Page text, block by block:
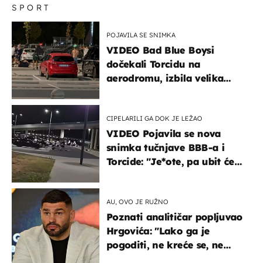
SPORT
POJAVILA SE SNIMKA
VIDEO Bad Blue Boysi
dočekali Torcidu na
aerodromu, izbila velika
CIPELARILI GA DOK JE LEŽAO
VIDEO Pojavila se nova
snimka tučnjave BBB-a i
Torcide: "Je*ote, pa ubit će
AU, OVO JE RUŽNO
Poznati analitičar popljuvao
Hrgovića: "Lako ga je
pogoditi, ne kreće se, ne